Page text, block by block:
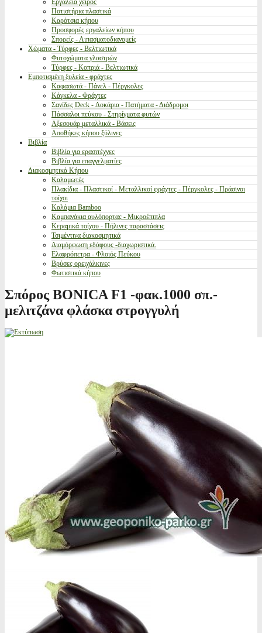
Εργαλεία χειρός
Ποτιστήρια πλαστικά
Καρότσια κήπου
Προσφορές εργαλείων κήπου
Σπορείς - Λιπασματοδιανομείς
Χώματα - Τύρφες - Βελτιωτικά
Φυτοχώματα γλαστρών
Τύρφες - Κοπριά - Βελτιωτικά
Εμποτισμένη ξυλεία - φράχτες
Καφασωτά - Πάνελ - Πέργκολες
Κάγκελα - Φράχτες
Σανίδες Deck - Δοκάρια - Πατήματα - Διάδρομοι
Πάσσαλοι πεύκου - Στηρίγματα φυτών
Αξεσουάρ μεταλλικά - Βάσεις
Αποθήκες κήπου ξύλινες
Βιβλία
Βιβλία για ερασιτέχνες
Βιβλία για επαγγελματίες
Διακοσμητικά Κήπου
Καλαμωτές
Πλακίδια - Πλαστικοί - Μεταλλικοί φράχτες - Πέργκολες - Πράσινοι
τοίχοι
Καλάμια Bamboo
Καμπανάκια αυλόπορτας - Μικροέπιπλα
Κεραμικά τοίχου - Πήλινες παραστάσεις
Τσιμέντινα διακοσμητικά
Διαμόρφωση εδάφους -διαχωριστικά.
Ελαφρόπετρα - Φλοιός Πεύκου
Βρύσες ορειχάλκινες
Φωτιστικά κήπου
Σπόρος BONICA F1 -φακ.1000 σπ.-
μελιτζάνα φλάσκα στρογγυλή